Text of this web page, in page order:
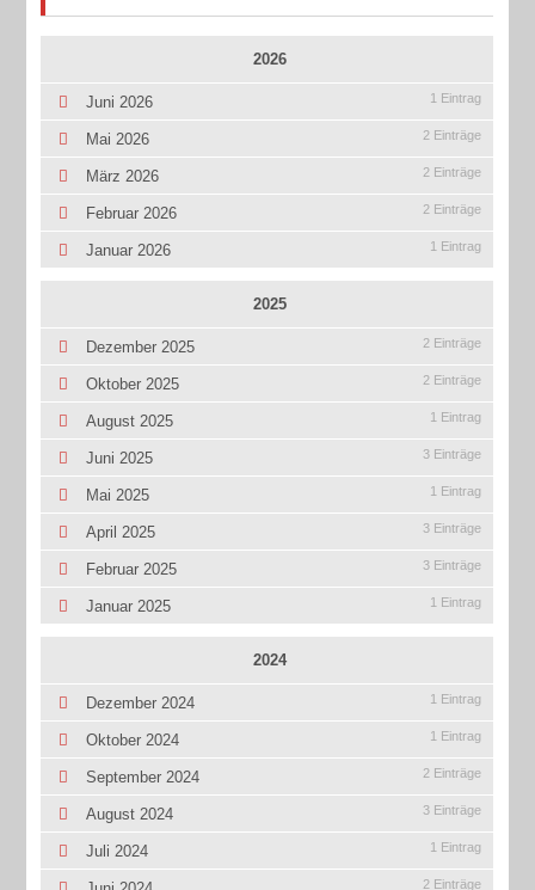
2026
Juni 2026 1 Eintrag
Mai 2026 2 Einträge
März 2026 2 Einträge
Februar 2026 2 Einträge
Januar 2026 1 Eintrag
2025
Dezember 2025 2 Einträge
Oktober 2025 2 Einträge
August 2025 1 Eintrag
Juni 2025 3 Einträge
Mai 2025 1 Eintrag
April 2025 3 Einträge
Februar 2025 3 Einträge
Januar 2025 1 Eintrag
2024
Dezember 2024 1 Eintrag
Oktober 2024 1 Eintrag
September 2024 2 Einträge
August 2024 3 Einträge
Juli 2024 1 Eintrag
2 Einträge